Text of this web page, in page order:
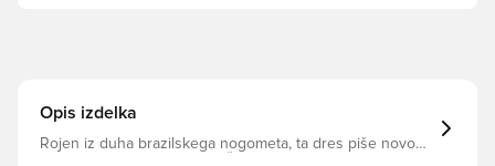
Opis izdelka
Rojen iz duha brazilskega nogometa, ta dres piše novo